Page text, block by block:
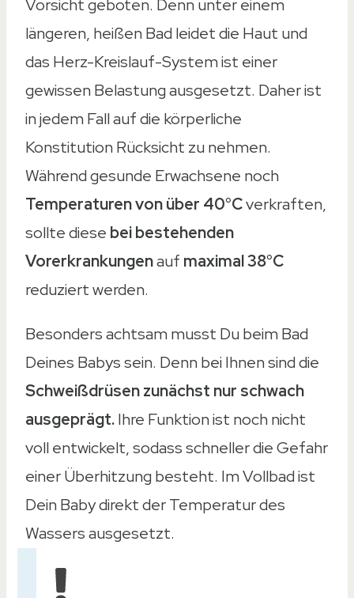
TFA Dostmann DUCKY Badethermometer
TFA Dostmann Analoges
Produkt
Produkt
Badethermometer
Badethermometer
Badethermometer
Badethermometer
Badethermometer
Typ
Typ
Digital
Analog
Digital
Digital
Analog
Material
Material
Taktiler Kunststoff
Fester Kunststoff
Kunststoff
Vorsicht geboten. Denn unter einem
längeren, heißen Bad leidet die Haut und
das Herz-Kreislauf-System ist einer
gewissen Belastung ausgesetzt. Daher ist
in jedem Fall auf die körperliche
Konstitution Rücksicht zu nehmen.
Während gesunde Erwachsene noch
Temperaturen von über 40°Cverkraften,
sollte diese bei bestehenden
Vorerkrankungenauf maximal 38°C
reduziert werden.
Besonders achtsam musst Du beim Bad
Deines Babys sein. Denn bei Ihnen sind die
Schweißdrüsen zunächst nur schwach
ausgeprägt.Ihre Funktion ist noch nicht
voll entwickelt, sodass schneller die Gefahr
einer Überhitzung besteht. Im Vollbad ist
Dein Baby direkt der Temperatur des
Wassers ausgesetzt.